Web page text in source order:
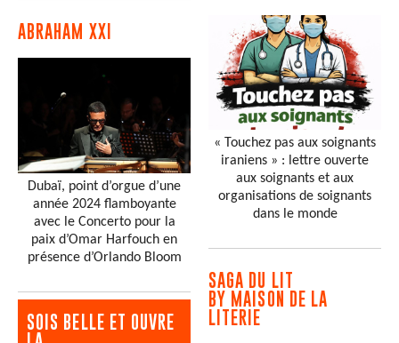
ABRAHAM XXI
Dubaï, point d’orgue d’une
année 2024 flamboyante
avec le Concerto pour la
paix d’Omar Harfouch en
présence d’Orlando Bloom
SOIS BELLE ET OUVRE
« Touchez pas aux soignants
iraniens » : lettre ouverte
aux soignants et aux
organisations de soignants
dans le monde
SAGA DU LIT
BY MAISON DE LA
LITERIE